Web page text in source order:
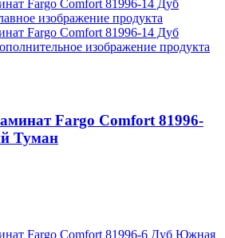
Fargo Comfort 81996-
Туман